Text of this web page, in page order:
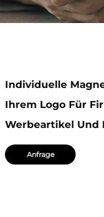
Individuelle
Ihrem Logo Für
Werbeartikel
Anfrage